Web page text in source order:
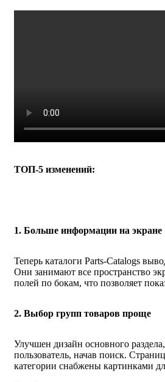
ТОП-5 изменений:
1. Больше информации на экране
Теперь каталоги Parts-Catalogs
Они занимают все пространство
полей по бокам, что позволяет
2. Выбор групп товаров проще
Улучшен дизайн основного
пользователь, начав поиск.
категории снабжены картинками